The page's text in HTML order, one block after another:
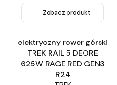
Zobacz produkt
elektryczny rower górski
TREK RAIL 5 DEORE
625W RAGE RED GEN3
R24